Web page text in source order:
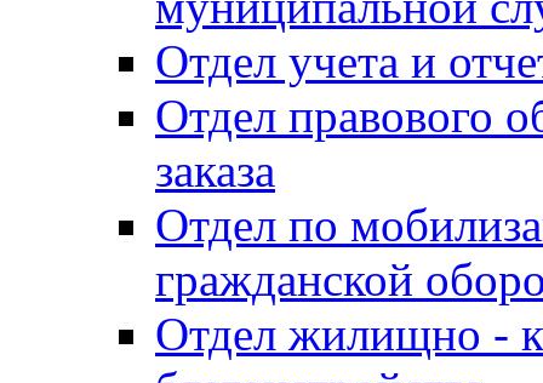
Отдел учета и
Отдел правового
заказа
Отдел по
гражданской
Отдел жилищно -